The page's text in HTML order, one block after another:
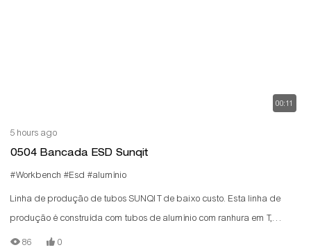
00:11
5 hours ago
0504 Bancada ESD Sunqit
#Workbench #Esd #alumínio
Linha de produção de tubos SUNQIT de baixo custo. Esta linha de
produção é construída com tubos de alumínio com ranhura em T,
conectores de alumínio, trilhos de roletes de aço e placas de madeira.
86 0